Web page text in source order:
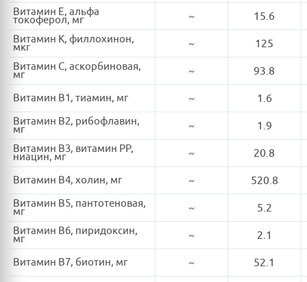
Витамин E, альфа
токоферол, мг ~ 15.6
Витамин K, филлохинон,
мкг ~ 125
Витамин C, аскорбиновая,
мг ~ 93.8
Витамин B1, тиамин, мг ~ 1.6
Витамин B2, рибофлавин,
мг ~ 1.9
Витамин B3, витамин PP,
ниацин, мг ~ 20.8
Витамин B4, холин, мг ~ 520.8
Витамин B5, пантотеновая,
мг ~ 5.2
Витамин B6, пиридоксин,
мг ~ 2.1
Витамин B7, биотин, мг ~ 52.1